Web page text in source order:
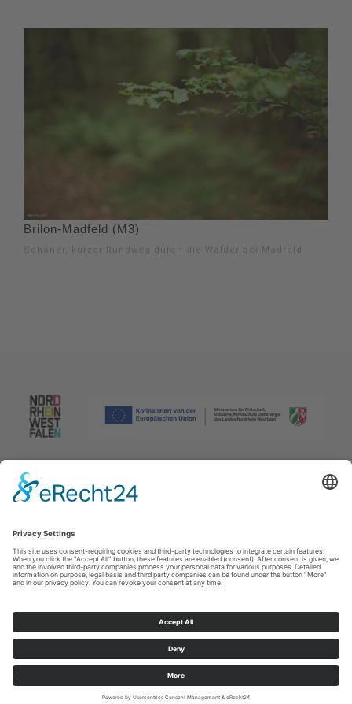
Brilon-Madfeld (M3)
Schöner, kurzer Rundweg durch die Wälder bei Madfeld
Afdruk|Privacybeleid|Verklaring van toegankelijkheid|Neem
contact met ons op
T: +49 (0) 2974 96980 E: info@sauerland.com
Cookie-Einstellungen